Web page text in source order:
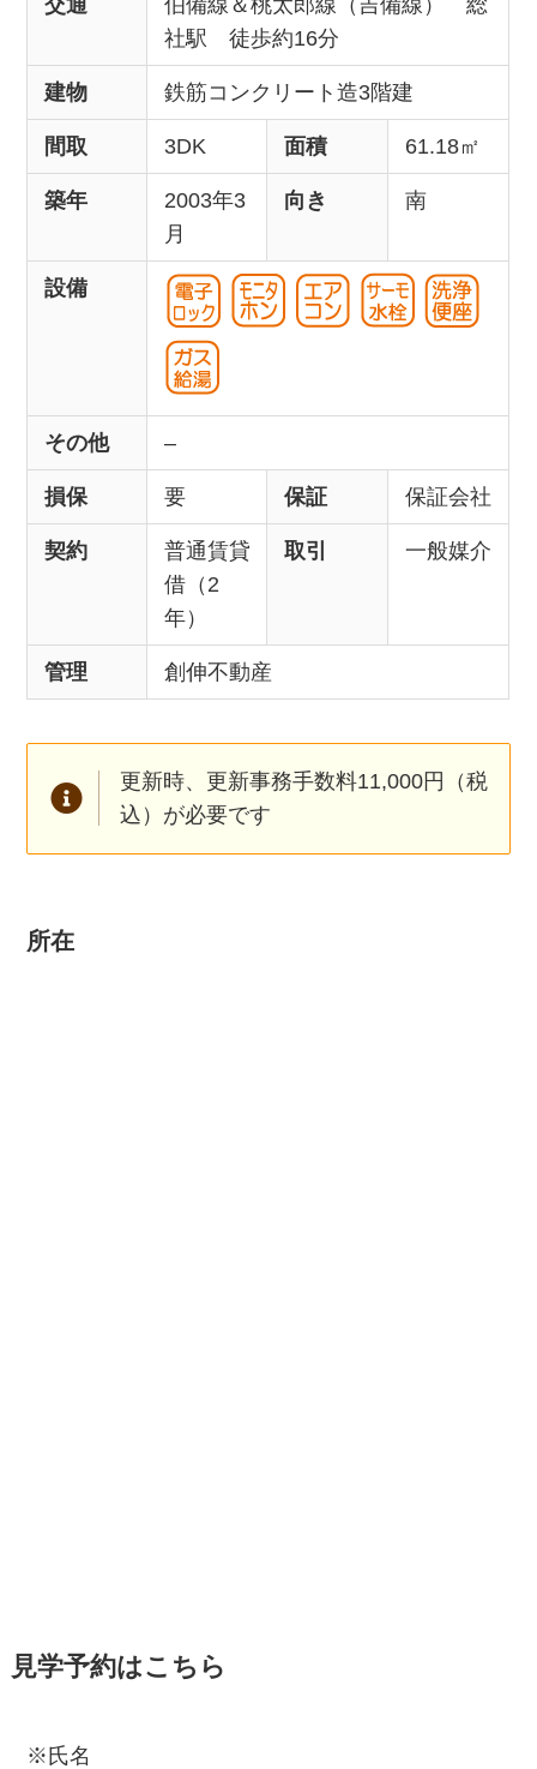
社駅 徒歩約16分
建物 鉄筋コンクリート造3階建
間取 3DK 面積 61.18㎡
築年
2003年3
月
向き 南
設備
その他 –
損保 要 保証 保証会社
契約
普通賃貸
借（2
年）
取引 一般媒介
管理 創伸不動産
更新時、更新事務手数料11,000円（税
込）が必要です
所在
見学予約はこちら
※氏名